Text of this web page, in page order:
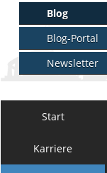
Blog
Blog-Portal
Newsletter
Start
Karriere